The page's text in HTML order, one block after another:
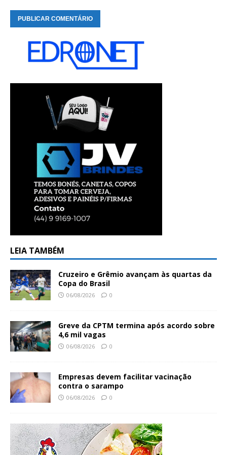
LEIA TAMBÉM
Cruzeiro e Grêmio avançam às quartas da
Copa do Brasil
06/08/2026 0
Greve da CPTM termina após acordo sobre
4,6 mil vagas
06/08/2026 0
Empresas devem facilitar vacinação
contra o sarampo
06/08/2026 0